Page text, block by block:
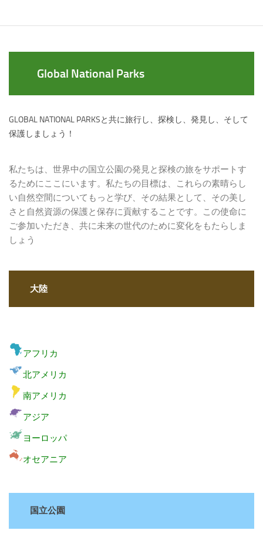
Global National Parks
GLOBAL NATIONAL PARKSと共に旅行し、探検し、発見し、そして
保護しましょう！
私たちは、世界中の国立公園の発見と探検の旅をサポートす
るためにここにいます。私たちの目標は、これらの素晴らし
い自然空間についてもっと学び、その結果として、その美し
さと自然資源の保護と保存に貢献することです。この使命に
ご参加いただき、共に未来の世代のために変化をもたらしま
しょう
大陸
アフリカ
北アメリカ
南アメリカ
アジア
ヨーロッパ
オセアニア
国立公園